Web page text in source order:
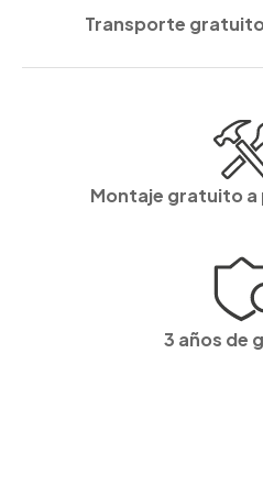
Transporte
Montaje gratuito
3 años de